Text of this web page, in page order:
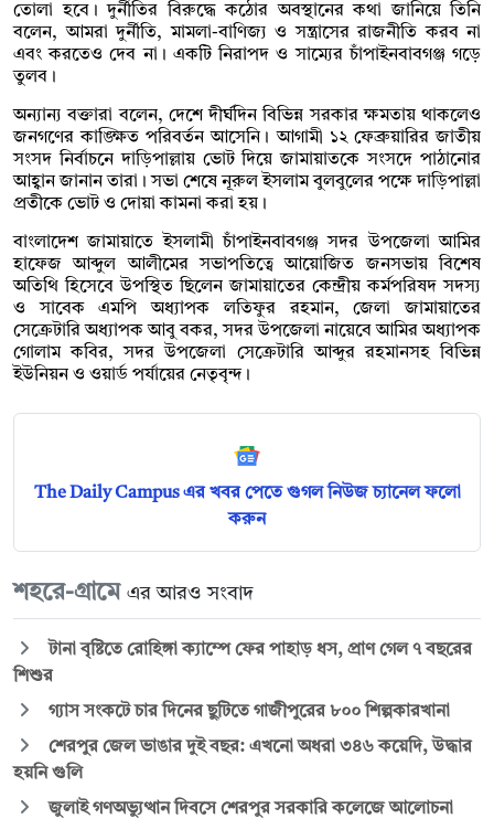
তোলা হবে। দুর্নীতির বিরুদ্ধে কঠোর অবস্থানের কথা জানিয়ে তিনি
বলেন, আমরা দুর্নীতি, মামলা-বাণিজ্য ও সন্ত্রাসের রাজনীতি করব না
এবং করতেও দেব না। একটি নিরাপদ ও সাম্যের চাঁপাইনবাবগঞ্জ গড়ে
তুলব।
অন্যান্য বক্তারা বলেন, দেশে দীর্ঘদিন বিভিন্ন সরকার ক্ষমতায় থাকলেও
জনগণের কাঙ্ক্ষিত পরিবর্তন আসেনি। আগামী ১২ ফেব্রুয়ারির জাতীয়
সংসদ নির্বাচনে দাড়িপাল্লায় ভোট দিয়ে জামায়াতকে সংসদে পাঠানোর
আহ্বান জানান তারা। সভা শেষে নূরুল ইসলাম বুলবুলের পক্ষে দাড়িপাল্লা
প্রতীকে ভোট ও দোয়া কামনা করা হয়।
বাংলাদেশ জামায়াতে ইসলামী চাঁপাইনবাবগঞ্জ সদর উপজেলা আমির
হাফেজ আব্দুল আলীমের সভাপতিত্বে আয়োজিত জনসভায় বিশেষ
অতিথি হিসেবে উপস্থিত ছিলেন জামায়াতের কেন্দ্রীয় কর্মপরিষদ সদস্য
ও সাবেক এমপি অধ্যাপক লতিফুর রহমান, জেলা জামায়াতের
সেক্রেটারি অধ্যাপক আবু বকর, সদর উপজেলা নায়েবে আমির অধ্যাপক
গোলাম কবির, সদর উপজেলা সেক্রেটারি আব্দুর রহমানসহ বিভিন্ন
ইউনিয়ন ও ওয়ার্ড পর্যায়ের নেতৃবৃন্দ।
The Daily Campus এর খবর পেতে গুগল নিউজ চ্যানেল ফলো
করুন
শহরে-গ্রামে এর আরও সংবাদ
টানা বৃষ্টিতে রোহিঙ্গা ক্যাম্পে ফের পাহাড় ধস, প্রাণ গেল ৭ বছরের
শিশুর
গ্যাস সংকটে চার দিনের ছুটিতে গাজীপুরের ৮০০ শিল্পকারখানা
শেরপুর জেল ভাঙার দুই বছর: এখনো অধরা ৩৪৬ কয়েদি, উদ্ধার
হয়নি গুলি
জুলাই গণঅভ্যুত্থান দিবসে শেরপুর সরকারি কলেজে আলোচনা